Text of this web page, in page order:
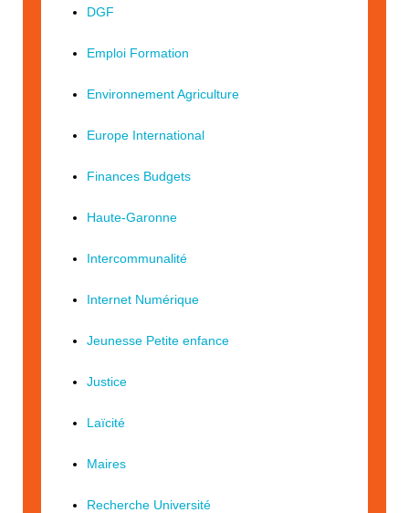
DGF
Emploi Formation
Environnement Agriculture
Europe International
Finances Budgets
Haute-Garonne
Intercommunalité
Internet Numérique
Jeunesse Petite enfance
Justice
Laïcité
Maires
Recherche Université